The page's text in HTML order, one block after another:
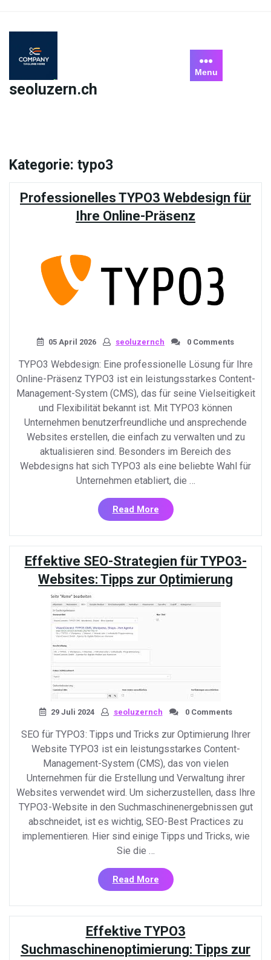
content
seoluzern.ch
Menu
Kategorie: typo3
Professionelles TYPO3 Webdesign für
Ihre Online-Präsenz
05 April 2026 seoluzernch 0 Comments
TYPO3 Webdesign: Eine professionelle Lösung für Ihre
Online-Präsenz TYPO3 ist ein leistungsstarkes Content-
Management-System (CMS), das für seine Vielseitigkeit
und Flexibilität bekannt ist. Mit TYPO3 können
Unternehmen benutzerfreundliche und ansprechende
Websites erstellen, die einfach zu verwalten und zu
aktualisieren sind. Besonders im Bereich des
Webdesigns hat sich TYPO3 als eine beliebte Wahl für
Unternehmen etabliert, die …
Read More«Professionelles
TYPO3
Webdesign
für
Ihre
Online-
Präsenz»
Effektive SEO-Strategien für TYPO3-
Websites: Tipps zur Optimierung
29 Juli 2024 seoluzernch 0 Comments
SEO für TYPO3: Tipps und Tricks zur Optimierung Ihrer
Website TYPO3 ist ein leistungsstarkes Content-
Management-System (CMS), das von vielen
Unternehmen für die Erstellung und Verwaltung ihrer
Websites verwendet wird. Um sicherzustellen, dass Ihre
TYPO3-Website in den Suchmaschinenergebnissen gut
abschneidet, ist es wichtig, SEO-Best Practices zu
implementieren. Hier sind einige Tipps und Tricks, wie
Sie die …
Read More«Effektive
SEO-
Strategien
für
TYPO3-
Websites:
Effektive TYPO3
Suchmaschinenoptimierung: Tipps zur